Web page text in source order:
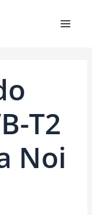
T2
Noi